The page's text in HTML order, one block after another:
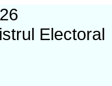
Electoral